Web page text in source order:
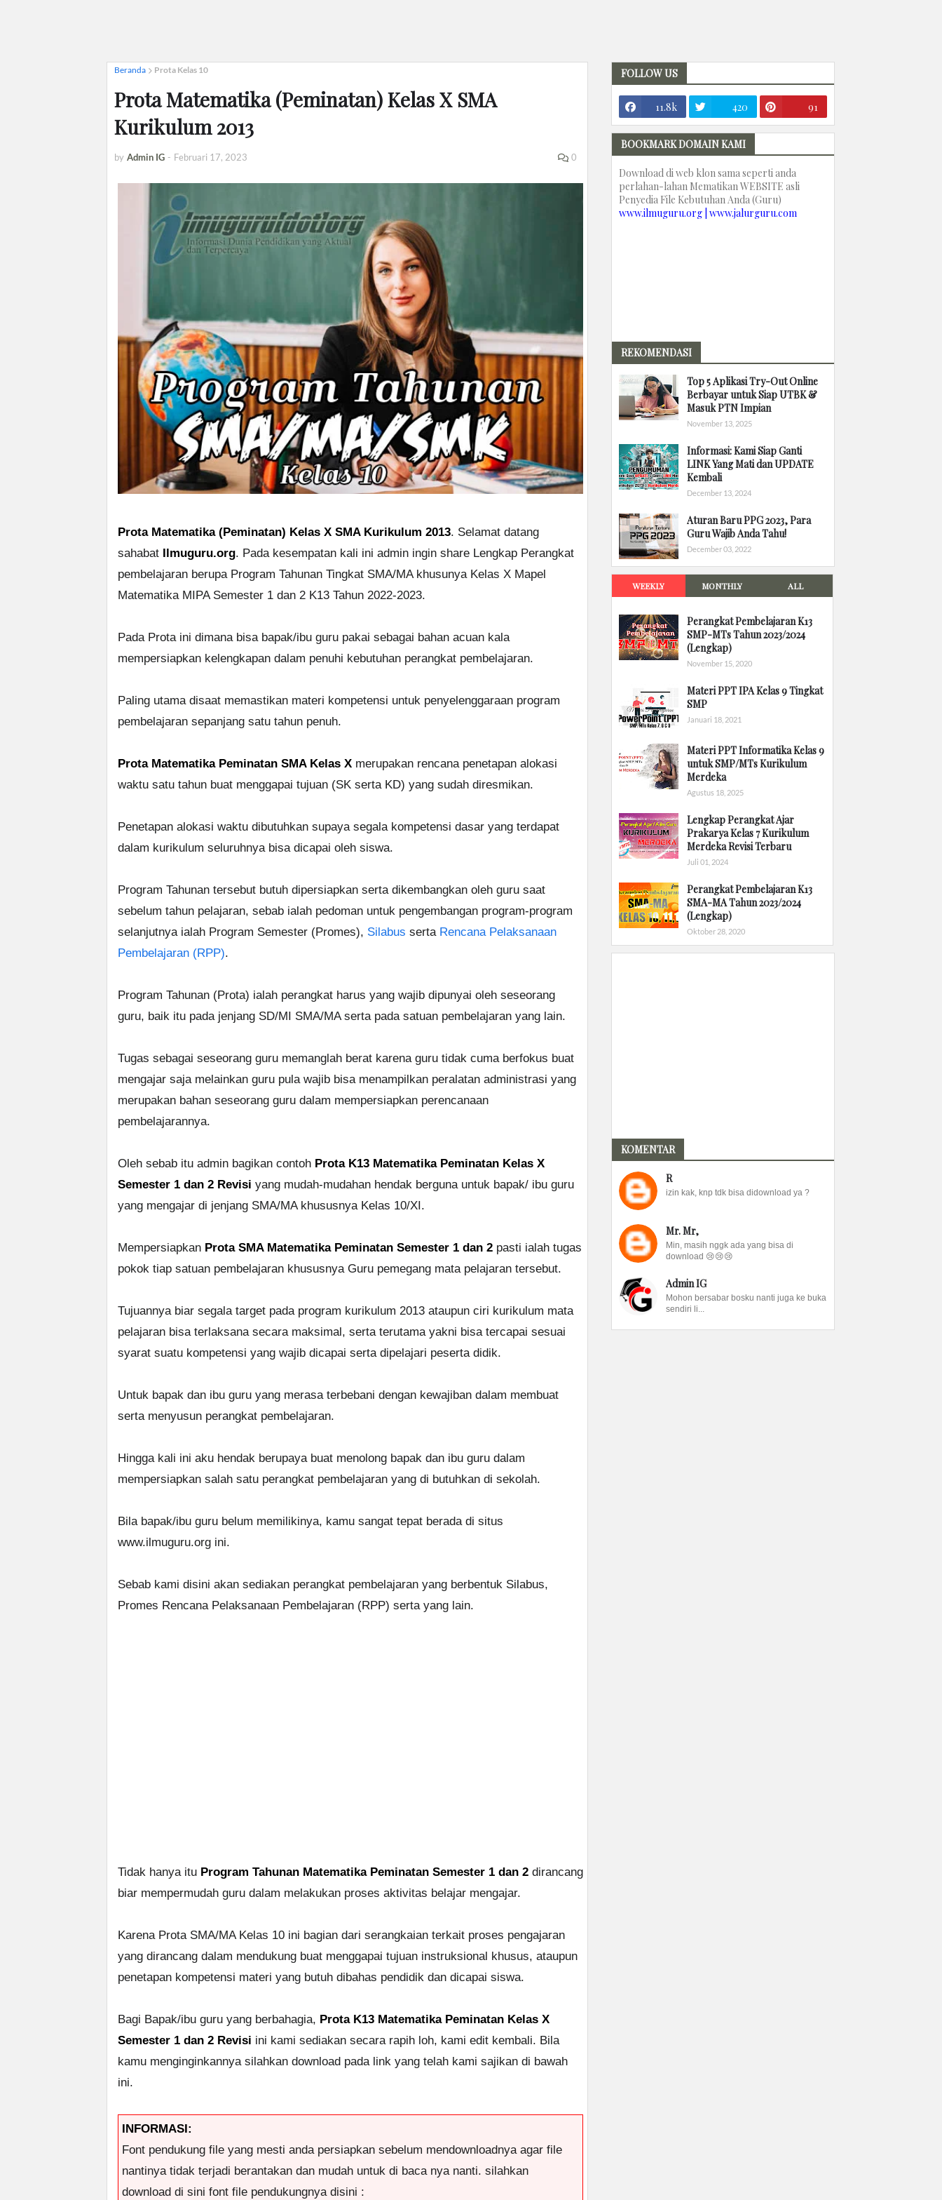
Beranda Prota Kelas 10
Prota Matematika (Peminatan) Kelas X SMA
Kurikulum 2013
by Admin IG - Februari 17, 2023 0
Prota Matematika (Peminatan) Kelas X SMA Kurikulum 2013. Selamat datang
sahabat Ilmuguru.org. Pada kesempatan kali ini admin ingin share Lengkap Perangkat
pembelajaran berupa Program Tahunan Tingkat SMA/MA khusunya Kelas X Mapel
Matematika MIPA Semester 1 dan 2 K13 Tahun 2022-2023.
Pada Prota ini dimana bisa bapak/ibu guru pakai sebagai bahan acuan kala
mempersiapkan kelengkapan dalam penuhi kebutuhan perangkat pembelajaran.
Paling utama disaat memastikan materi kompetensi untuk penyelenggaraan program
pembelajaran sepanjang satu tahun penuh.
Prota Matematika Peminatan SMA Kelas X merupakan rencana penetapan alokasi
waktu satu tahun buat menggapai tujuan (SK serta KD) yang sudah diresmikan.
Penetapan alokasi waktu dibutuhkan supaya segala kompetensi dasar yang terdapat
dalam kurikulum seluruhnya bisa dicapai oleh siswa.
Program Tahunan tersebut butuh dipersiapkan serta dikembangkan oleh guru saat
sebelum tahun pelajaran, sebab ialah pedoman untuk pengembangan program-program
selanjutnya ialah Program Semester (Promes), Silabus serta Rencana Pelaksanaan
Pembelajaran (RPP).
Program Tahunan (Prota) ialah perangkat harus yang wajib dipunyai oleh seseorang
guru, baik itu pada jenjang SD/MI SMA/MA serta pada satuan pembelajaran yang lain.
Tugas sebagai seseorang guru memanglah berat karena guru tidak cuma berfokus buat
mengajar saja melainkan guru pula wajib bisa menampilkan peralatan administrasi yang
merupakan bahan seseorang guru dalam mempersiapkan perencanaan
pembelajarannya.
Oleh sebab itu admin bagikan contoh Prota K13 Matematika Peminatan Kelas X
Semester 1 dan 2 Revisi yang mudah-mudahan hendak berguna untuk bapak/ ibu guru
yang mengajar di jenjang SMA/MA khususnya Kelas 10/XI.
Mempersiapkan Prota SMA Matematika Peminatan Semester 1 dan 2 pasti ialah tugas
pokok tiap satuan pembelajaran khususnya Guru pemegang mata pelajaran tersebut.
Tujuannya biar segala target pada program kurikulum 2013 ataupun ciri kurikulum mata
pelajaran bisa terlaksana secara maksimal, serta terutama yakni bisa tercapai sesuai
syarat suatu kompetensi yang wajib dicapai serta dipelajari peserta didik.
Untuk bapak dan ibu guru yang merasa terbebani dengan kewajiban dalam membuat
serta menyusun perangkat pembelajaran.
Hingga kali ini aku hendak berupaya buat menolong bapak dan ibu guru dalam
mempersiapkan salah satu perangkat pembelajaran yang di butuhkan di sekolah.
Bila bapak/ibu guru belum memilikinya, kamu sangat tepat berada di situs
www.ilmuguru.org ini.
Sebab kami disini akan sediakan perangkat pembelajaran yang berbentuk Silabus,
Promes Rencana Pelaksanaan Pembelajaran (RPP) serta yang lain.
Tidak hanya itu Program Tahunan Matematika Peminatan Semester 1 dan 2 dirancang
biar mempermudah guru dalam melakukan proses aktivitas belajar mengajar.
Karena Prota SMA/MA Kelas 10 ini bagian dari serangkaian terkait proses pengajaran
yang dirancang dalam mendukung buat menggapai tujuan instruksional khusus, ataupun
penetapan kompetensi materi yang butuh dibahas pendidik dan dicapai siswa.
Bagi Bapak/ibu guru yang berbahagia, Prota K13 Matematika Peminatan Kelas X
Semester 1 dan 2 Revisi ini kami sediakan secara rapih loh, kami edit kembali. Bila
kamu menginginkannya silahkan download pada link yang telah kami sajikan di bawah
ini.
INFORMASI:
Font pendukung file yang mesti anda persiapkan sebelum mendownloadnya agar file
nantinya tidak terjadi berantakan dan mudah untuk di baca nya nanti. silahkan
download di sini font file pendukungnya disini :
FOLLOW US
11.8k 420 91
BOOKMARK DOMAIN KAMI
Download di web klon sama seperti anda
perlahan-lahan Mematikan WEBSITE asli
Penyedia File Kebutuhan Anda (Guru)
www.ilmuguru.org | www.jalurguru.com
REKOMENDASI
Top 5 Aplikasi Try-Out Online
Berbayar untuk Siap UTBK &
Masuk PTN Impian
November 13, 2025
Informasi: Kami Siap Ganti
LINK Yang Mati dan UPDATE
Kembali
December 13, 2024
Aturan Baru PPG 2023, Para
Guru Wajib Anda Tahu!
December 03, 2022
WEEKLY MONTHLY ALL
Perangkat Pembelajaran K13
SMP-MTs Tahun 2023/2024
(Lengkap)
November 15, 2020
Materi PPT IPA Kelas 9 Tingkat
SMP
Januari 18, 2021
Materi PPT Informatika Kelas 9
untuk SMP/MTs Kurikulum
Merdeka
Agustus 18, 2025
Lengkap Perangkat Ajar
Prakarya Kelas 7 Kurikulum
Merdeka Revisi Terbaru
Juli 01, 2024
Perangkat Pembelajaran K13
SMA-MA Tahun 2023/2024
(Lengkap)
Oktober 28, 2020
KOMENTAR
R
izin kak, knp tdk bisa didownload ya ?
Mr. Mr,
Min, masih nggk ada yang bisa di
download 😢😢😢
Admin IG
Mohon bersabar bosku nanti juga ke buka
sendiri li...